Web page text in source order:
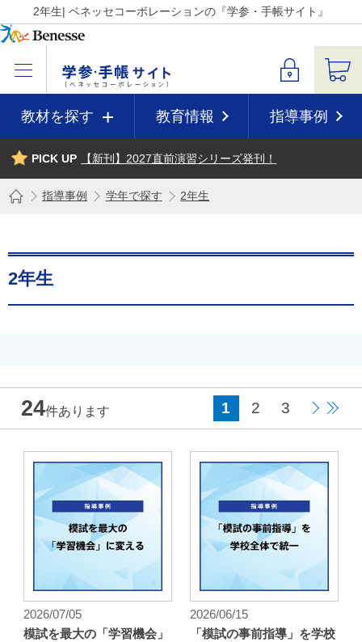
2年生| ベネッセコーポレーションの『学参・手帳サイト』
教材を探す 教育情報 指導事例
PICK UP 【新刊】2027直前演習シリーズ発刊！
指導事例 学年で探す 2年生
2年生
24件あります 1 2 3
2026/07/05
模試を最大の「学習機会」
2026/06/15
「模試の事前指導」を学校